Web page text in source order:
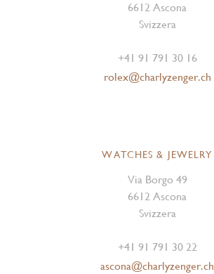
6612 Ascona
Svizzera
+41 91 791 30 16
rolex@charlyzenger.ch
WATCHES & JEWELRY
Via Borgo 49
6612 Ascona
Svizzera
+41 91 791 30 22
ascona@charlyzenger.ch